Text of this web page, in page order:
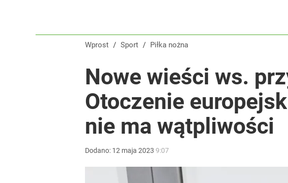
Wprost / Sport / Piłka nożna
Nowe wieści ws.
Otoczenie
nie ma wątpliwości
Dodano: 12 maja 2023 9:07